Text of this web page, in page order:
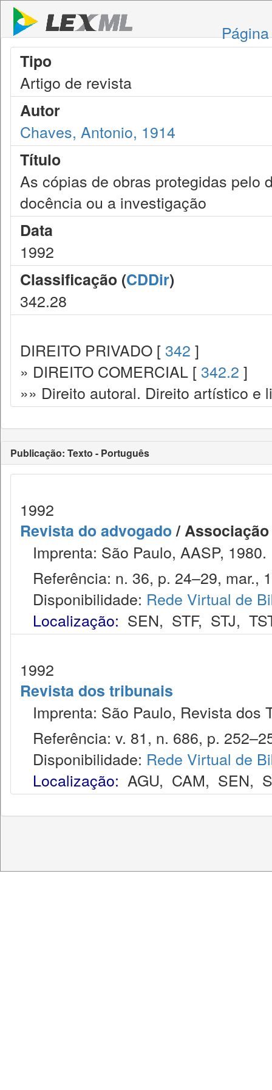
Tipo
Artigo de revista
Autor
Chaves, Antonio, 1914
Título
As cópias de obras protegidas pelo
docência ou a investigação
Data
1992
Classificação (CDDir)
342.28
DIREITO PRIVADO [ 342 ]
» DIREITO COMERCIAL [ 342.2 ]
»» Direito autoral. Direito artístico e
Publicação: Texto - Português
1992
Revista do advogado/
Imprenta: São Paulo, AASP, 1980.
Referência: n. 36, p. 24–29, mar.,
Disponibilidade: Rede Virtual de
Localização: SEN, STF, STJ,
1992
Revista dos tribunais
Imprenta: São Paulo, Revista dos
Referência: v. 81, n. 686, p.
Disponibilidade: Rede Virtual de
Localização: AGU, CAM, SEN,